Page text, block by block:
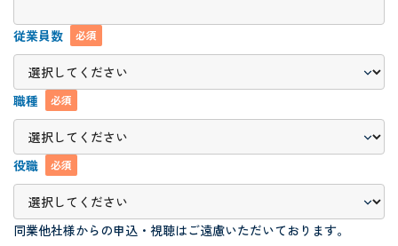
従業員数 必須
職種 必須
役職 必須
同業他社様からの申込・視聴はご遠慮いただいております。